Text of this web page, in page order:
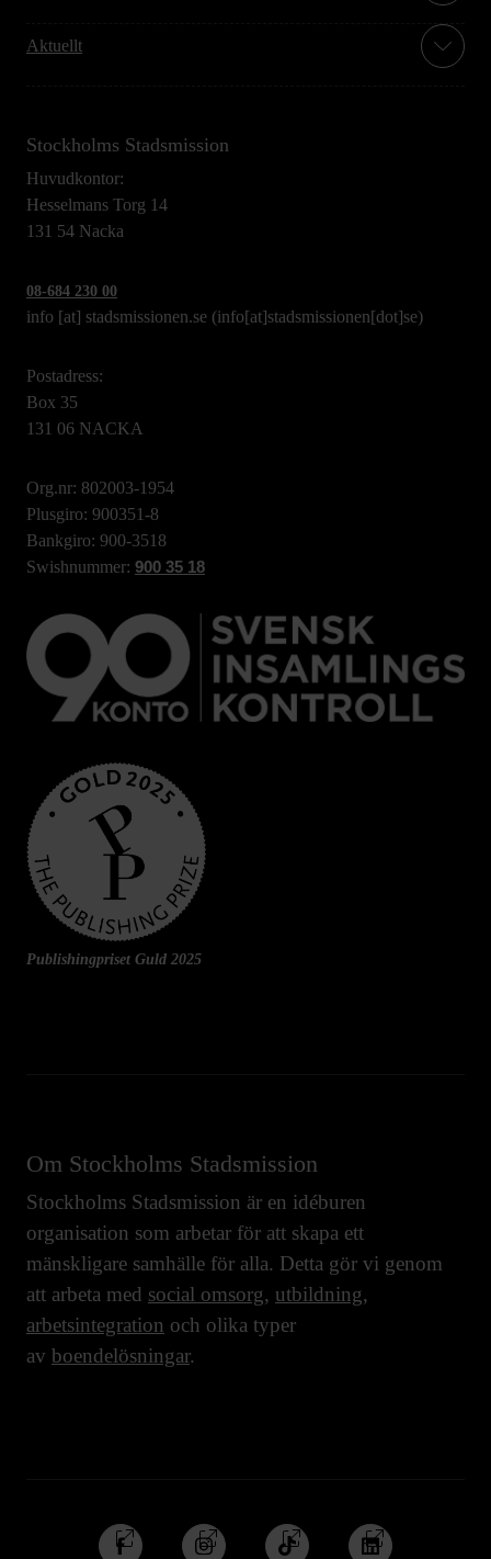
Aktuellt
Stockholms Stadsmission
Huvudkontor:
Hesselmans Torg 14
131 54 Nacka
08-684 230 00
info [at] stadsmissionen.se (info[at]stadsmissionen[dot]se)
Postadress:
Box 35
131 06 NACKA
Org.nr: 802003-1954
Plusgiro: 900351-8
Bankgiro: 900-3518
Swishnummer: 900 35 18
Publishingpriset Guld 2025
Om Stockholms Stadsmission
Stockholms Stadsmission är en idéburen
organisation som arbetar för att skapa ett
mänskligare samhälle för alla. Detta gör vi genom
att arbeta med social omsorg, utbildning,
arbetsintegration och olika typer
av boendelösningar.
Följ
Följ
Följ
Följ